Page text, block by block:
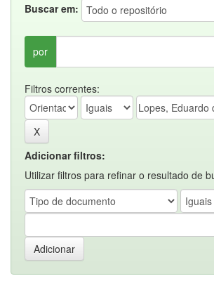
Buscar em:
por
Filtros correntes:
Adicionar filtros:
Utilizar filtros para refinar o resultado de